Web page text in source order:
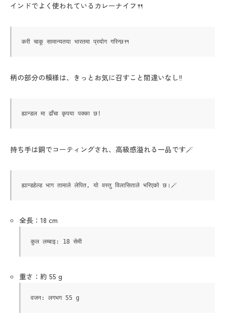
インドでよく使われているカレーナイフ🍴
करी चाकू सामान्यतया भारतमा प्रयोग गरिन्छ🍴
柄の部分の模様は、きっとお気に召すこと間違いなし‼
ह्यान्डल मा ढाँचा कृपया पक्का छ!
持ち手は銅でコーティングされ、高級感溢れる一品です🪄
ह्यान्डहेल्ड भाग तामाले लेपित, यो वस्तु विलासिताले भरिएको छ।🪄
全長：18 cm
कुल लम्बाइ: 18 सेमी
重さ：約 55 g
वजन: लगभग 55 g